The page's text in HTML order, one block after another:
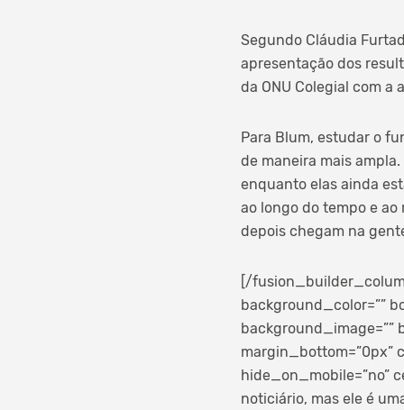
Segundo Cláudia
apresentação dos
da ONU Colegial com a
Para Blum, estudar o
de maneira mais
enquanto elas ainda
ao longo do tempo e
depois chegam na
[/
background_color=””
background_image=””
margin_bottom=”0px”
hide_on_mobile=”no”
noticiário, mas ele é